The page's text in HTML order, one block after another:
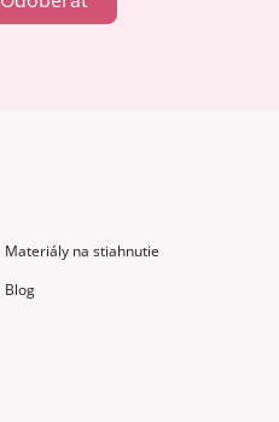
Materiály na stiahnutie
Blog